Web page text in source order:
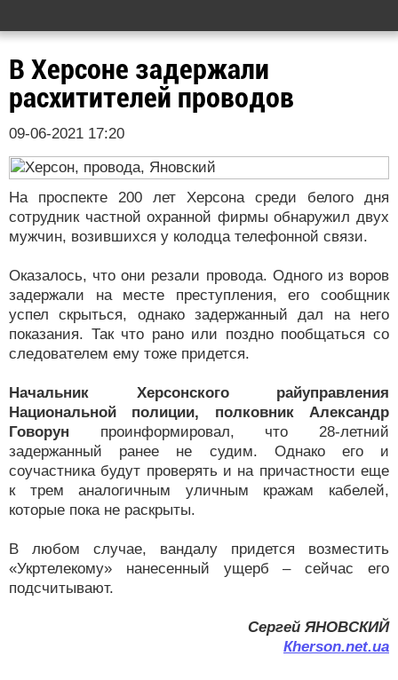
В Херсоне задержали
расхитителей проводов
09-06-2021 17:20
На проспекте 200 лет Херсона среди белого дня
сотрудник частной охранной фирмы обнаружил двух
мужчин, возившихся у колодца телефонной связи.
Оказалось, что они резали провода. Одного из воров
задержали на месте преступления, его сообщник
успел скрыться, однако задержанный дал на него
показания. Так что рано или поздно пообщаться со
следователем ему тоже придется.
Начальник Херсонского райуправления
Национальной полиции, полковник Александр
Говорун проинформировал, что 28-летний
задержанный ранее не судим. Однако его и
соучастника будут проверять и на причастности еще
к трем аналогичным уличным кражам кабелей,
которые пока не раскрыты.
В любом случае, вандалу придется возместить
«Укртелекому» нанесенный ущерб – сейчас его
подсчитывают.
Сергей ЯНОВСКИЙ
Кherson.net.ua